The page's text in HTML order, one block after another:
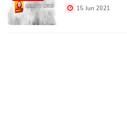
15 Jun 2021